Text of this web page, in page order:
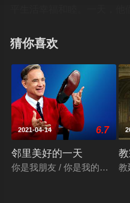
平生活幸福和睦。一天，他
公司工作的六子来到店里之
后4人成为了一家人。六子
票，她可以在新年期间回
先生……
面住着一位怀才不遇的文人
杂志写儿童读物，附近酒馆
收养孤儿淳之介，当知道
茶川对之态度改变许多。
猜你喜欢
2021-04-14 6.7
邻里美好的一天
你是我朋友 / 你是我的朋友 /教